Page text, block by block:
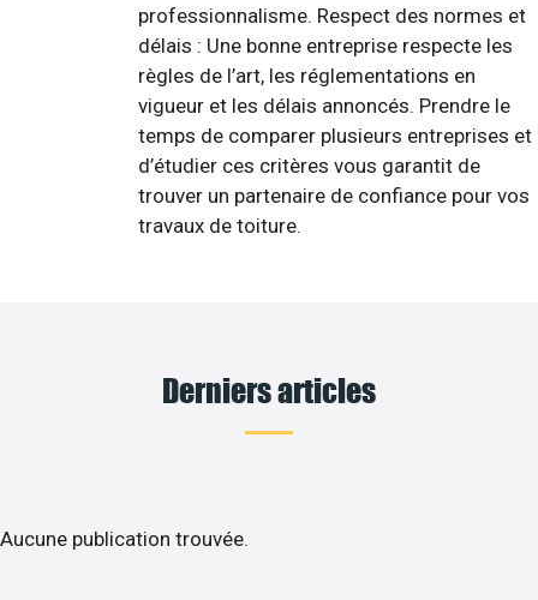
professionnalisme. Respect des normes et
délais : Une bonne entreprise respecte les
règles de l’art, les réglementations en
vigueur et les délais annoncés. Prendre le
temps de comparer plusieurs entreprises et
d’étudier ces critères vous garantit de
trouver un partenaire de confiance pour vos
travaux de toiture.
Derniers articles
Aucune publication trouvée.